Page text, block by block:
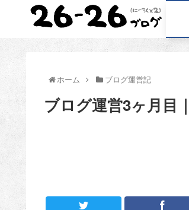
ホーム ブログ運営記
ブログ運営3ヶ月目